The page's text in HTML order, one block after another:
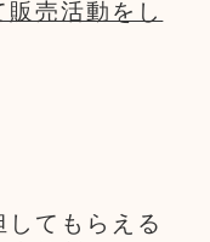
売活動をし
てもらえる